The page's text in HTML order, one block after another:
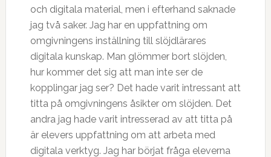
och digitala material, men i efterhand saknade
jag två saker. Jag har en uppfattning om
omgivningens inställning till slöjdlärares
digitala kunskap. Man glömmer bort slöjden,
hur kommer det sig att man inte ser de
kopplingar jag ser? Det hade varit intressant att
titta på omgivningens åsikter om slöjden. Det
andra jag hade varit intresserad av att titta på
är elevers uppfattning om att arbeta med
digitala verktyg. Jag har börjat fråga eleverna